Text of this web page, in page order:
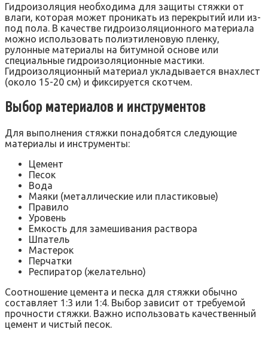
Гидроизоляция необходима для защиты стяжки от
влаги‚ которая может проникать из перекрытий или из-
под пола. В качестве гидроизоляционного материала
можно использовать полиэтиленовую пленку‚
рулонные материалы на битумной основе или
специальные гидроизоляционные мастики.
Гидроизоляционный материал укладывается внахлест
(около 15-20 см) и фиксируется скотчем.
Выбор материалов и инструментов
Для выполнения стяжки понадобятся следующие
материалы и инструменты:
Цемент
Песок
Вода
Маяки (металлические или пластиковые)
Правило
Уровень
Емкость для замешивания раствора
Шпатель
Мастерок
Перчатки
Респиратор (желательно)
Соотношение цемента и песка для стяжки обычно
составляет 1:3 или 1:4. Выбор зависит от требуемой
прочности стяжки. Важно использовать качественный
цемент и чистый песок.